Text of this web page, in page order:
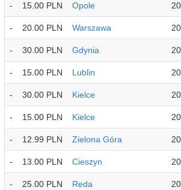
- 15.00 PLN Opole
- 20.00 PLN Warszawa
- 30.00 PLN Gdynia
- 15.00 PLN Lublin
- 30.00 PLN Kielce
- 15.00 PLN Kielce
- 12.99 PLN Zielona Góra
- 13.00 PLN Cieszyn
- 25.00 PLN Reda